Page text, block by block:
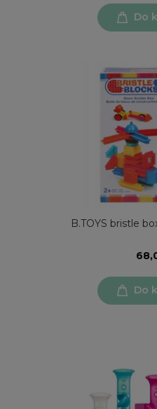
Do
B.TOYS bristle
Do